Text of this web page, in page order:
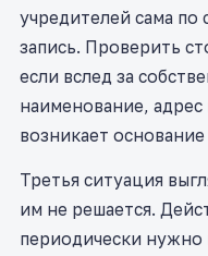
учредителей сама по
запись. Проверить
если вслед за
наименование,
возникает
Третья ситуация
им не решается.
периодически нужно